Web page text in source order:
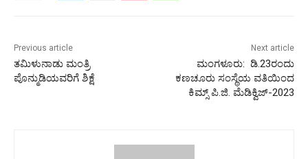
Previous article
ತಮಿಳುನಾಡು ಮಂತ್ರಿ
ಪೊನ್ಮುಡಿಯವರಿಗೆ ಶಿಕ್ಷೆ
Next article
ಮಂಗಳೂರು: ಡಿ.23ರಂದು
ಕಣಚೂರು ಸಂಸ್ಥೆಯ ವತಿಯಿಂದ
ಕಿಮ್ಸ್ ಪಿ.ಜಿ. ಮೆಡಿಕ್ವಿಜ್-2023